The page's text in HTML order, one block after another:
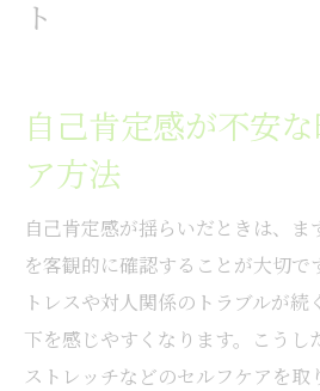
ト
自己肯定感が不安
ア方法
自己肯定感が揺らいだときは、
を客観的に確認することが大切で
トレスや対人関係のトラブルが
下を感じやすくなります。こうし
ストレッチなどのセルフケアを取